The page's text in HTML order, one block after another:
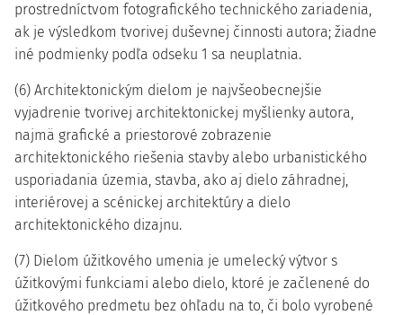
prostredníctvom fotografického technického zariadenia,
ak je výsledkom tvorivej duševnej činnosti autora; žiadne
iné podmienky podľa odseku 1 sa neuplatnia.
(6) Architektonickým dielom je najvšeobecnejšie
vyjadrenie tvorivej architektonickej myšlienky autora,
najmä grafické a priestorové zobrazenie
architektonického riešenia stavby alebo urbanistického
usporiadania územia, stavba, ako aj dielo záhradnej,
interiérovej a scénickej architektúry a dielo
architektonického dizajnu.
(7) Dielom úžitkového umenia je umelecký výtvor s
úžitkovými funkciami alebo dielo, ktoré je začlenené do
úžitkového predmetu bez ohľadu na to, či bolo vyrobené